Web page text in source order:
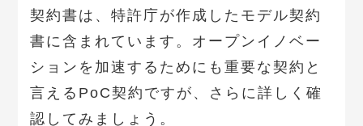
契約書は、特許庁が作成したモデル契約
書に含まれています。オープンイノベー
ションを加速するためにも重要な契約と
言えるPoC契約ですが、さらに詳しく確
認してみましょう。